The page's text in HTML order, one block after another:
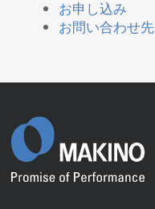
お申し込み
お問い合わせ先